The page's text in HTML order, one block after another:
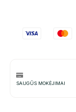
SAUGŪS MOKĖJIMAI